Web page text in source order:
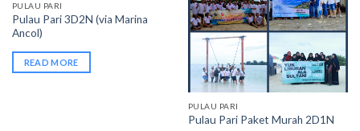
PULAU PARI
Pulau Pari 3D2N (via Marina
Ancol)
READ MORE
PULAU PARI
Pulau Pari Paket Murah 2D1N